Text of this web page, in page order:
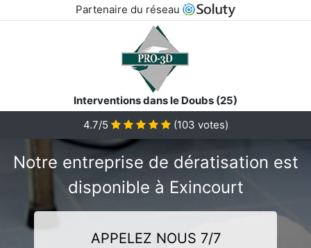
Partenaire du réseau
Interventions dans le Doubs (25)
4.7/5
(103 votes)
Notre entreprise de dératisation est
disponible à Exincourt
APPELEZ NOUS 7/7